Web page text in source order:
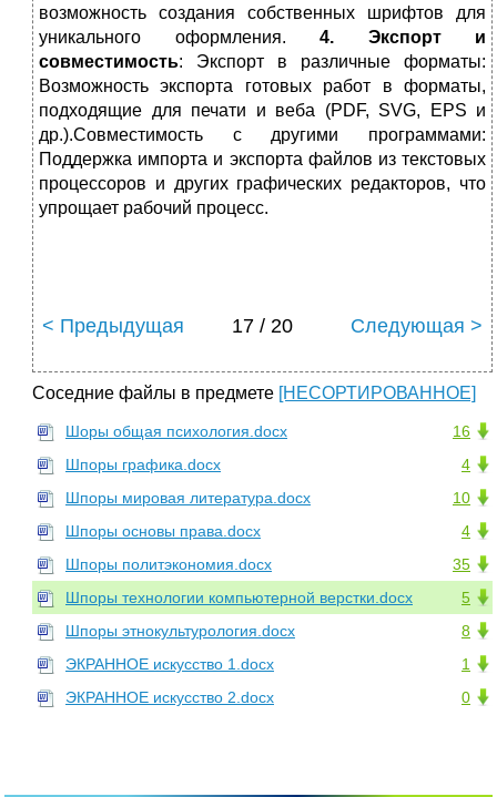
возможность создания собственных шрифтов для
уникального оформления. 4. Экспорт и
совместимость: Экспорт в различные форматы:
Возможность экспорта готовых работ в форматы,
подходящие для печати и веба (PDF, SVG, EPS и
др.).Совместимость с другими программами:
Поддержка импорта и экспорта файлов из текстовых
процессоров и других графических редакторов, что
упрощает рабочий процесс.
< Предыдущая 17 / 20 Следующая >
Соседние файлы в предмете [НЕСОРТИРОВАННОЕ]
16
Шоры общая психология.docx
4
Шпоры графика.docx
10
Шпоры мировая литература.docx
4
Шпоры основы права.docx
35
Шпоры политэкономия.docx
5
Шпоры технологии компьютерной верстки.docx
8
Шпоры этнокультурология.docx
1
ЭКРАННОЕ искусство 1.docx
0
ЭКРАННОЕ искусство 2.docx